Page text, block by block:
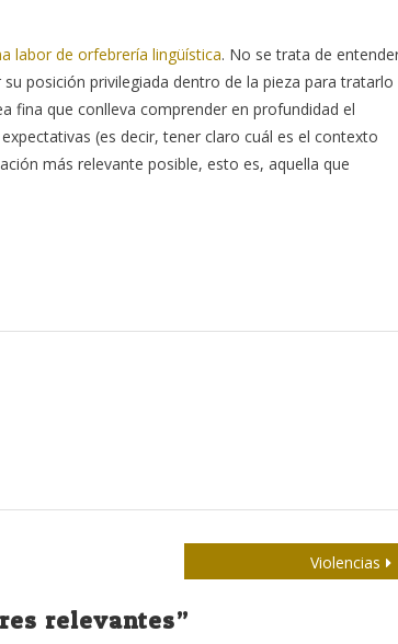
labor de orfebrería lingüística. No se trata de
posición privilegiada dentro de la pieza para tratarlo
fina que conlleva comprender en profundidad el
(es decir, tener claro cuál es el contexto
más relevante posible, esto es, aquella que
Violencias
relevantes”